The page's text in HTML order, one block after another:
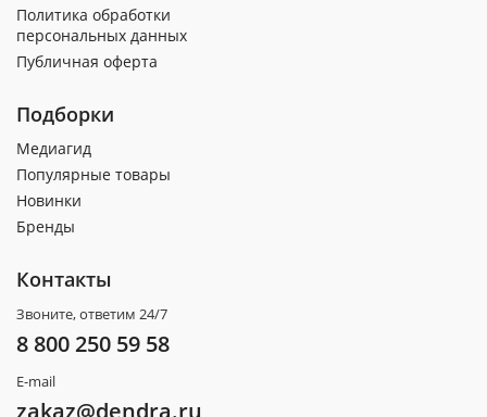
Политика обработки
персональных данных
Публичная оферта
Подборки
Медиагид
Популярные товары
Новинки
Бренды
Контакты
Звоните, ответим 24/7
8 800 250 59 58
E-mail
zakaz@dendra.ru